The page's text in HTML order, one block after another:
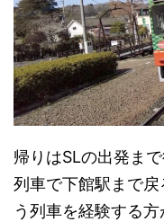
帰りはSLの出発ま
列車で下館駅まで
う列車を経験する